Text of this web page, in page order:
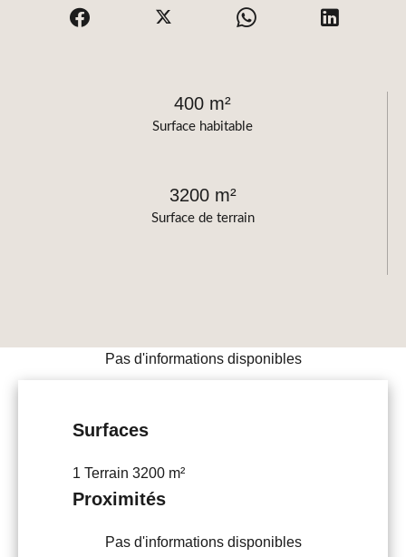
Surface habitable
400 m²
Surface de terrain
3200 m²
Pas d'informations disponibles
Surfaces
1 Terrain 3200 m²
Proximités
Pas d'informations disponibles